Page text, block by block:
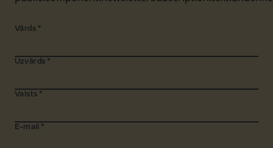
Vārds *
Uzvārds *
Valsts *
E-mail *